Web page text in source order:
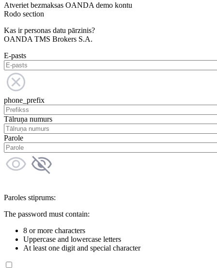
Atveriet bezmaksas OANDA demo kontu
Rodo section
Kas ir personas datu pārzinis?
OANDA TMS Brokers S.A.
E-pasts
phone_prefix
Tālruņa numurs
Parole
Paroles stiprums:
The password must contain:
8 or more characters
Uppercase and lowercase letters
At least one digit and special character